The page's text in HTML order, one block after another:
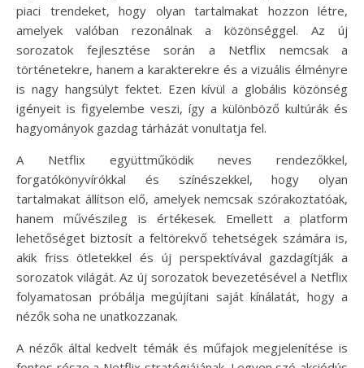
piaci trendeket, hogy olyan tartalmakat hozzon létre,
amelyek valóban rezonálnak a közönséggel. Az új
sorozatok fejlesztése során a Netflix nemcsak a
történetekre, hanem a karakterekre és a vizuális élményre
is nagy hangsúlyt fektet. Ezen kívül a globális közönség
igényeit is figyelembe veszi, így a különböző kultúrák és
hagyományok gazdag tárházát vonultatja fel.
A Netflix együttműködik neves rendezőkkel,
forgatókönyvírókkal és színészekkel, hogy olyan
tartalmakat állítson elő, amelyek nemcsak szórakoztatóak,
hanem művészileg is értékesek. Emellett a platform
lehetőséget biztosít a feltörekvő tehetségek számára is,
akik friss ötletekkel és új perspektívával gazdagítják a
sorozatok világát. Az új sorozatok bevezetésével a Netflix
folyamatosan próbálja megújítani saját kínálatát, hogy a
nézők soha ne unatkozzanak.
A nézők által kedvelt témák és műfajok megjelenítése is